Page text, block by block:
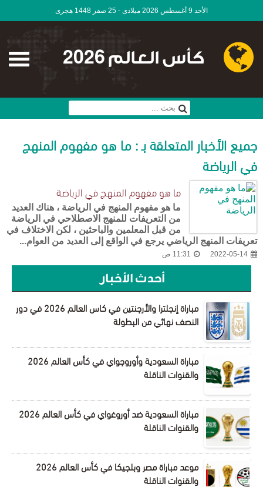
الأحد 9 أغسطس 2026 ميلادى - 25 صفر 1448 هجرى
كأس العالم 2026
جميع الأخبار المتعلقة بـ : ما هو مفهوم المنهج
في الرياضة
ما هو مفهوم المنهج في الرياضة
ما هو مفهوم المنهج في الرياضة ، هناك العديد
من التعريفات للمنهج الاصطلاحي في الرياضة
من قبل المعلمين والباحثين ، لكن الاختلاف في
تعريفات المنهج الرياضي يرجع في الواقع إلى العديد من العوام...
2022-05-14 11:31 ص
أحدث الأخبار
مباراة إنجلترا والأرجنتين في كاس العالم 2026 في دور
النصف نهائي من البطولة
مباراة السعودية وأوروجواي في كأس العالم 2026
والقنوات الناقلة
مباراة السعودية ضد أوروغواي في كأس العالم 2026
والقنوات الناقلة
موعد مباراة مصر وبلجيكا في كأس العالم 2026
والقنوات الناقلة